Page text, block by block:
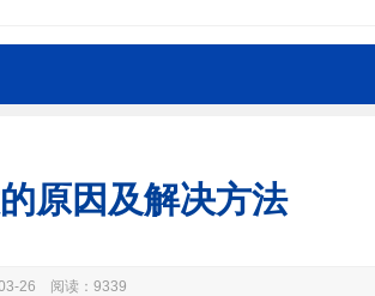
原因及解决方法
26 阅读：9339